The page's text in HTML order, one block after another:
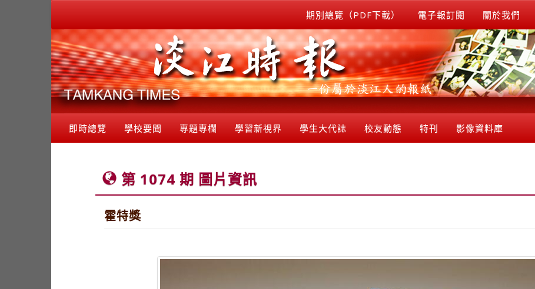
期別總覽（PDF下載） 電子報訂閱 關於我們
即時總覽 學校要聞 專題專欄 學習新視界 學生大代誌 校友動態 特刊 影像資料庫
第 1074 期 圖片資訊
霍特獎